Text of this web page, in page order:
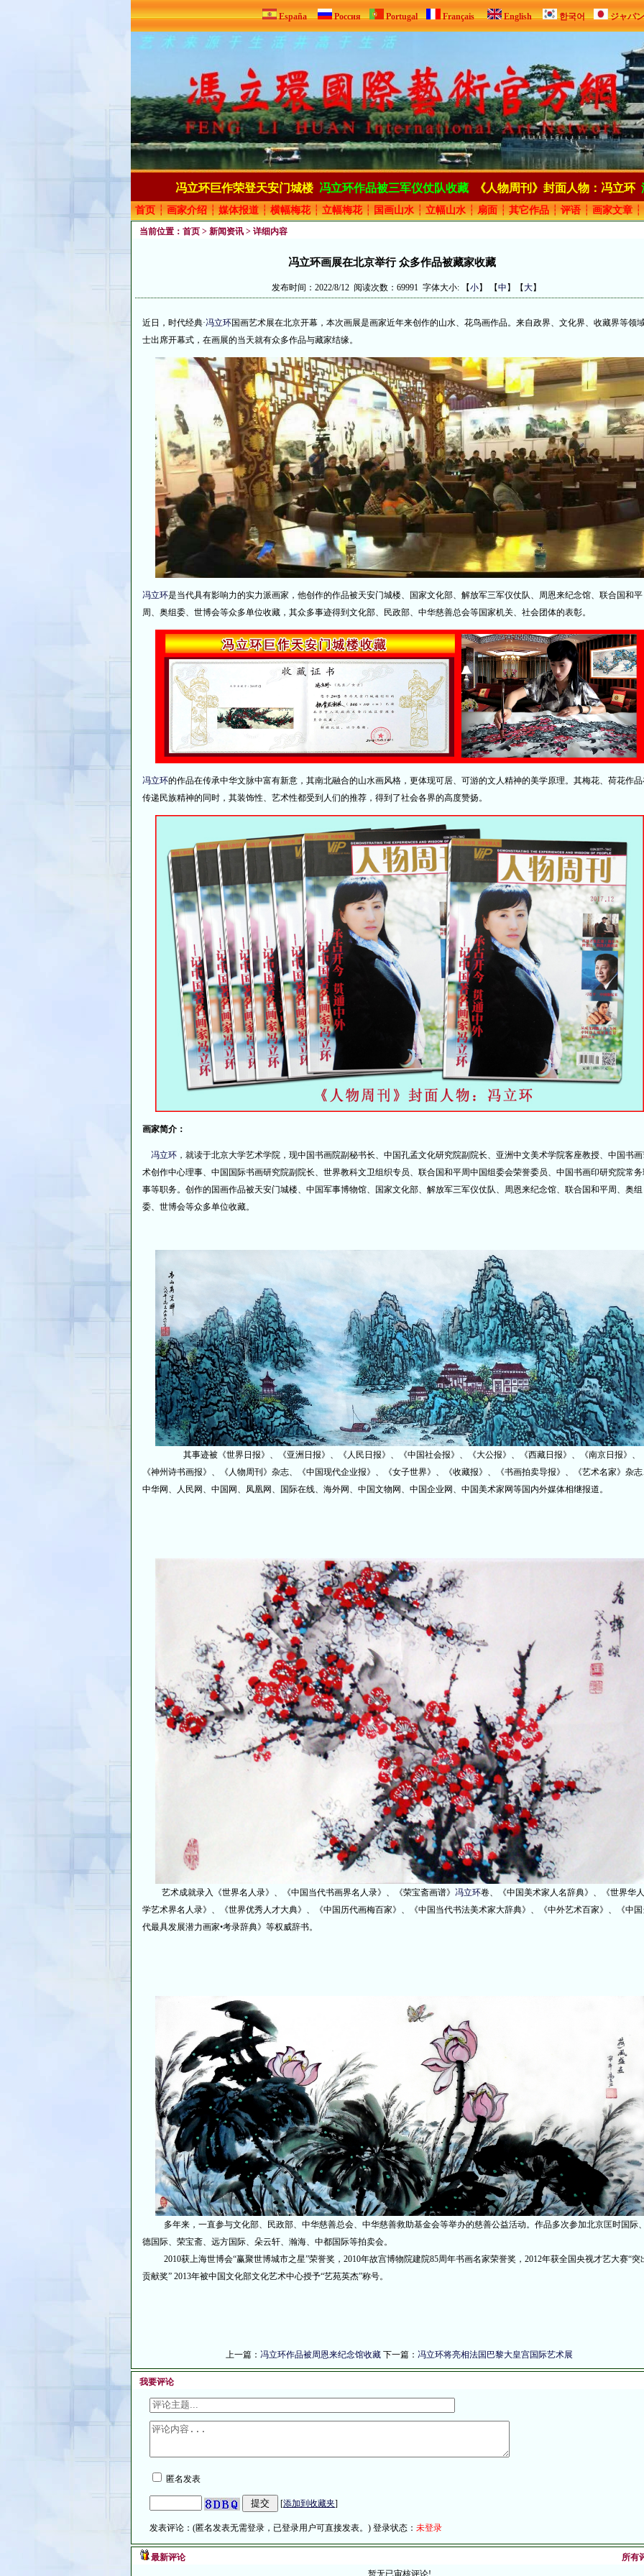
España Россия Portugal Français English 한국어 ジャパン
冯立环巨作荣登天安门城楼 冯立环作品被三军仪仗队收藏 《人物周刊》封面人物：冯立环
首页 ┆ 画家介绍 ┆ 媒体报道 ┆ 横幅梅花 ┆ 立幅梅花 ┆ 国画山水 ┆ 立幅山水 ┆ 扇面 ┆ 其它作品 ┆ 评语 ┆ 画家文章 ┆
当前位置： 首页 > 新闻资讯 > 详细内容
冯立环画展在北京举行 众多作品被藏家收藏
发布时间：2022/8/12 阅读次数：69991 字体大小: 【小】 【中 】【大】
近日，时代经典·冯立环国画艺术展在北京开幕，本次画展是画家近年来创作的山水、花鸟画作品。来自政界、文化界、收藏界等领
士出席开幕式，在画展的当天就有众多作品与藏家结缘。
冯立环是当代具有影响力的实力派画家，他创作的作品被天安门城楼、国家文化部、解放军三军仪仗队、周恩来纪念馆、联合国和平
周、奥组委、世博会等众多单位收藏，其众多事迹得到文化部、民政部、中华慈善总会等国家机关、社会团体的表彰。
冯立环的作品在传承中华文脉中富有新意，其南北融合的山水画风格，更体现可居、可游的文人精神的美学原理。其梅花、荷花作
传递民族精神的同时，其装饰性、艺术性都受到人们的推荐，得到了社会各界的高度赞扬。
画家简介：
冯立环 ，就读于北京大学艺术学院，现中国书画院副秘书长、中国孔孟文化研究院副院长、亚洲中文美术学院客座教授、中国书
术创作中心理事、中国国际书画研究院副院长、世界教科文卫组织专员、联合国和平周中国组委会荣誉委员、中国书画印研究院常
事等职务。创作的国画作品被天安门城楼、中国军事博物馆、国家文化部、解放军三军仪仗队、周恩来纪念馆、联合国和平周、奥组
委、世博会等众多单位收藏。
其事迹被《世界日报》、《亚洲日报》、《人民日报》、《中国社会报》、《大公报》、《西藏日报》、《南京日报》、
《神州诗书画报》、《人物周刊》杂志、《中国现代企业报》、《女子世界》、《收藏报》、《书画拍卖导报》、《艺术名家》杂
中华网、人民网、中国网、凤凰网、国际在线、海外网、中国文物网、中国企业网、中国美术家网等国内外媒体相继报道。
艺术成就录入《世界名人录》、《中国当代书画界名人录》、《荣宝斋画谱》 冯立环卷、《中国美术家人名辞典》、《世界华
学艺术界名人录》、《世界优秀人才大典》、《中国历代画梅百家》、《中国当代书法美术家大辞典》、《中外艺术百家》、《中
代最具发展潜力画家•考录辞典》等权威辞书。
多年来，一直参与文化部、民政部、中华慈善总会、中华慈善救助基金会等举办的慈善公益活动。作品多次参加北京匡时国际
德国际、荣宝斋、远方国际、朵云轩、瀚海、中都国际等拍卖会。
2010获上海世博会“赢聚世博城市之星”荣誉奖，2010年故宫博物院建院85周年书画名家荣誉奖，2012年获全国央视才艺大赛“突
贡献奖” 2013年被中国文化部文化艺术中心授予“艺苑英杰”称号。
上一篇： 冯立环作品被周恩来纪念馆收藏 下一篇： 冯立环将亮相法国巴黎大皇宫国际艺术展
我要评论
匿名发表
[添加到收藏夹]
发表评论：(匿名发表无需登录，已登录用户可直接发表。) 登录状态： 未登录
最新评论
所有
暂无已审核评论!